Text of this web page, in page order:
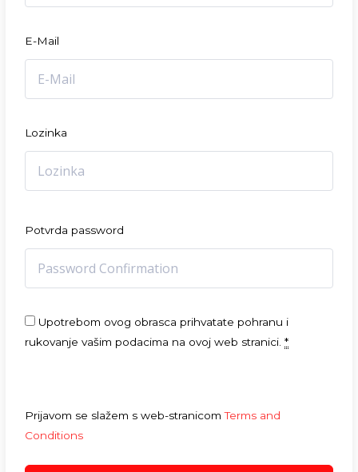
E-Mail
Lozinka
Potvrda password
Upotrebom ovog obrasca prihvatate pohranu i
rukovanje vašim podacima na ovoj web stranici.*
Prijavom se slažem s web-stranicomTerms and
Conditions